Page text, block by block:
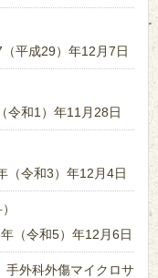
平成29）年12月7日
令和1）年11月28日
（令和3）年12月4日
（令和5）年12月6日
外科外傷マイクロサ